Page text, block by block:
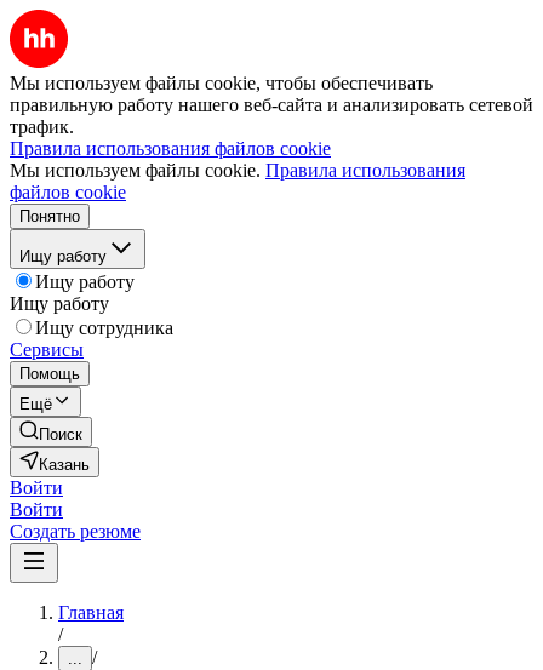
Мы используем файлы cookie, чтобы обеспечивать
правильную работу нашего веб-сайта и анализировать сетевой
трафик.
Правила использования файлов cookie
Мы используем файлы cookie. Правила использования
файлов cookie
Понятно
Ищу работу
Ищу работу
Ищу работу
Ищу сотрудника
Сервисы
Помощь
Ещё
Поиск
Казань
Войти
Войти
Создать резюме
Главная
/
... /